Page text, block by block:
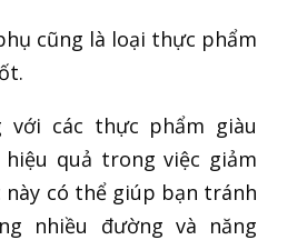
cũng là loại thực phẩm
với các thực phẩm giàu
quả trong việc giảm
này có thể giúp bạn tránh
nhiều đường và năng